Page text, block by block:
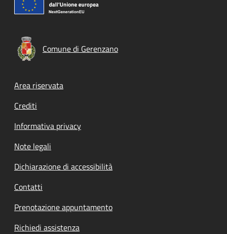
Comune di Gerenzano
Footer menu
Area riservata
Crediti
Informativa privacy
Note legali
Dichiarazione di accessibilità
Contatti
Prenotazione appuntamento
Richiedi assistenza